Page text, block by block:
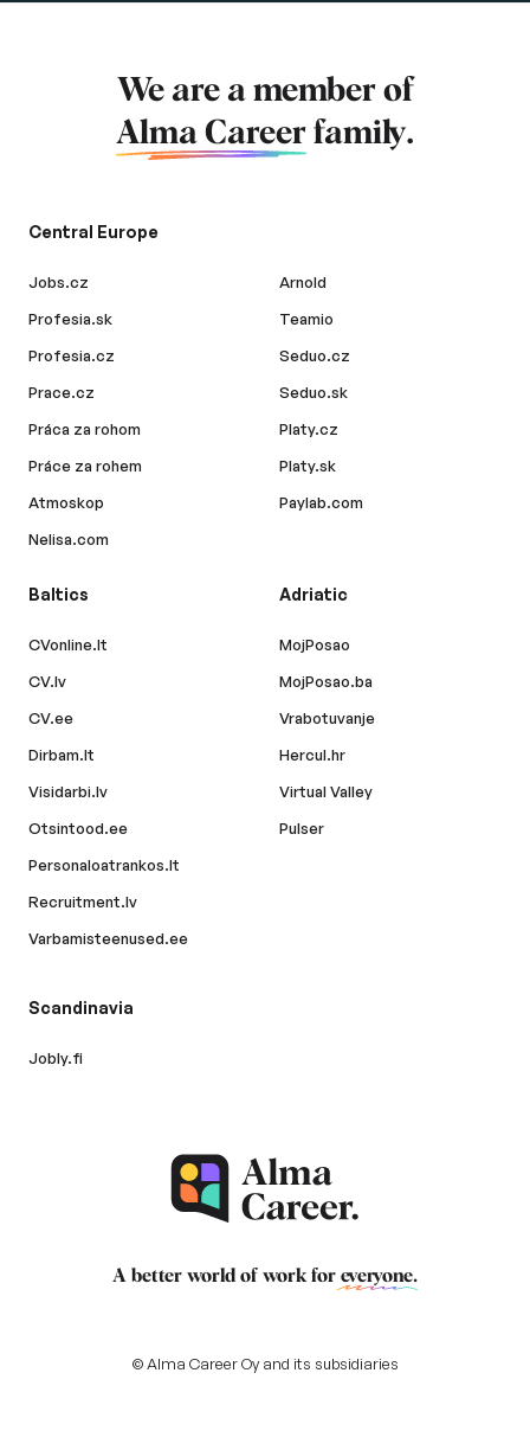
We are a member of
Alma Career family.
Central Europe
Jobs.cz
Profesia.sk
Profesia.cz
Prace.cz
Práca za rohom
Práce za rohem
Atmoskop
Nelisa.com
Arnold
Teamio
Seduo.cz
Seduo.sk
Platy.cz
Platy.sk
Paylab.com
Baltics
CVonline.lt
CV.lv
CV.ee
Dirbam.lt
Visidarbi.lv
Otsintood.ee
Personaloatrankos.lt
Recruitment.lv
Varbamisteenused.ee
Adriatic
MojPosao
MojPosao.ba
Vrabotuvanje
Hercul.hr
Virtual Valley
Pulser
Scandinavia
Jobly.fi
A better world of work for everyone.
© Alma Career Oy and its subsidiaries